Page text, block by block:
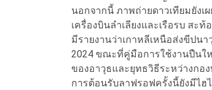
นอกจากนี้ ภาพถ่ายดาวเทียมยังเ
เครื่องบินลำเลียงและเรือรบ สะ
มีรายงานว่าเกาหลีเหนือส่งขีปน
2024 ขณะที่คู่มือการใช้งานปืนใ
ของอาวุธและยุทธวิธีระหว่างกอ
การต้อนรับลาฟรอฟครั้งนี้ยังมีไฮ